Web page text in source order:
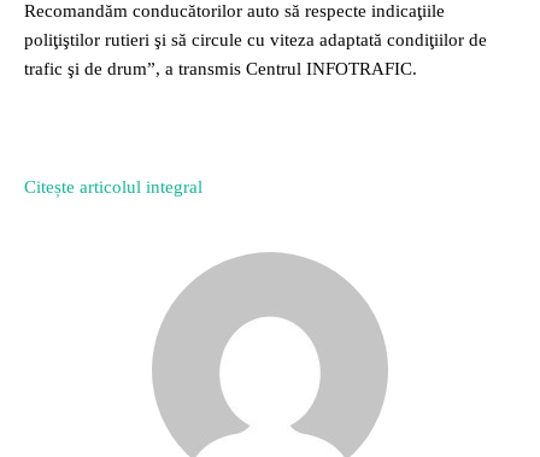
Recomandăm conducătorilor auto să respecte indicaţiile
poliţiştilor rutieri şi să circule cu viteza adaptată condiţiilor de
trafic şi de drum”, a transmis Centrul INFOTRAFIC.
Citește articolul integral